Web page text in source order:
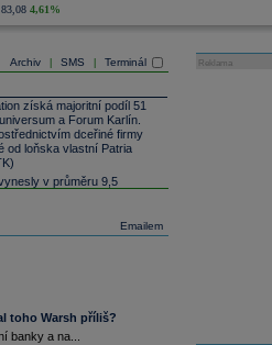
83,08 4,61%
Archiv SMS Terminál
získá majoritní podíl 51
a Forum Karlín.
dceřiné firmy
od loňska vlastní Patria
v průměru 9,5
získá majoritní podíl 51
a Forum Karlín.
dceřiné firmy
loňska vlastní Patria
koncernu
Emailem
toho Warsh příliš?
banky a na...
Reklama